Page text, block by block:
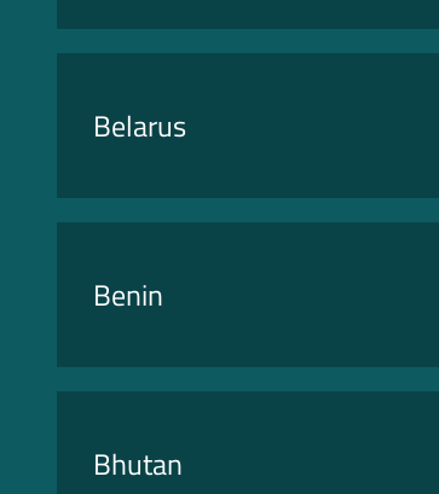
Belarus
Benin
Bhutan